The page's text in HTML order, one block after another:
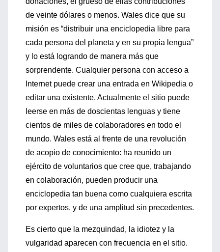
de veinte dólares o menos. Wales dice que su
misión es “distribuir una enciclopedia libre para
cada persona del planeta y en su propia lengua”
y lo está logrando de manera más que
sorprendente. Cualquier persona con acceso a
Internet puede crear una entrada en Wikipedia o
editar una existente. Actualmente el sitio puede
leerse en más de doscientas lenguas y tiene
cientos de miles de colaboradores en todo el
mundo. Wales está al frente de una revolución
de acopio de conocimiento: ha reunido un
ejército de voluntarios que cree que, trabajando
en colaboración, pueden producir una
enciclopedia tan buena como cualquiera escrita
por expertos, y de una amplitud sin precedentes.
Es cierto que la mezquindad, la idiotez y la
vulgaridad aparecen con frecuencia en el sitio.